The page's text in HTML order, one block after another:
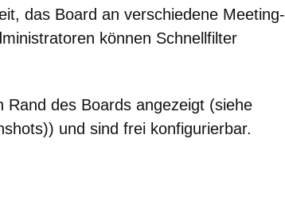
das Board an verschiedene Meeting-
können Schnellfilter
Rand des Boards angezeigt (siehe
und sind frei konfigurierbar.